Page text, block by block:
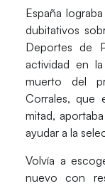
España
dubitativos
Deportes de
actividad en
muerto del
Corrales,que
mitad,
ayudar a la
Volvía a
nuevo con